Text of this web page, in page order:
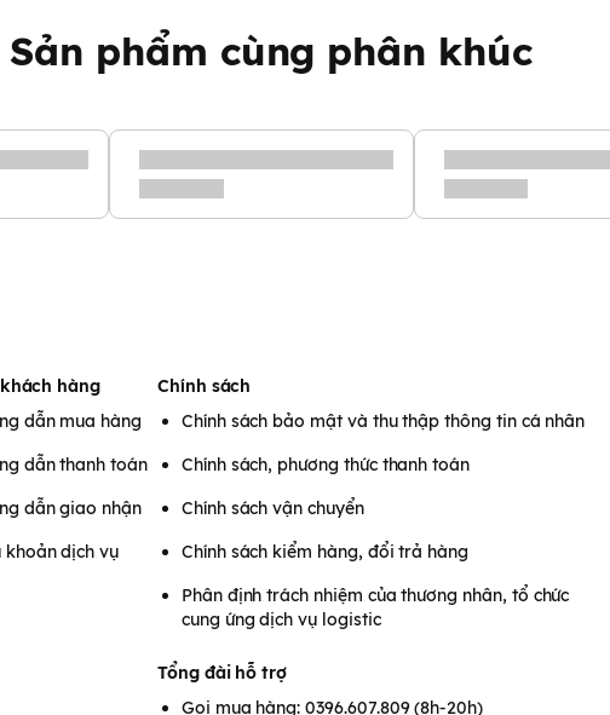
thỏ
xanh
𝘁𝗶𝗲̣̂𝘁
Sản phẩm cùng phân khúc
hàng
dẫn mua hàng
dẫn thanh toán
dẫn giao nhận
khoản dịch vụ
Chính sách
Chính sách bảo mật và thu thập thông tin cá nhân
Chính sách, phương thức thanh toán
Chính sách vận chuyển
Chính sách kiểm hàng, đổi trả hàng
Phân định trách nhiệm của thương nhân, tổ chức
cung ứng dịch vụ logistic
Tổng đài hỗ trợ
Gọi mua hàng: 0396.607.809 (8h-20h)